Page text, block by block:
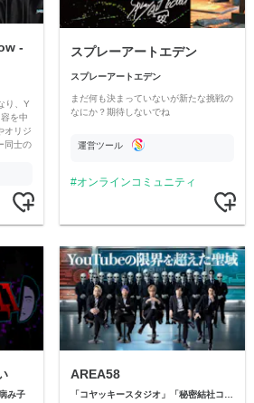
-
り、Y
を中
オリジ
同士の
スプレーアートエデン
スプレーアートエデン
まだ何も決まっていないが新たな挑戦の
なにか？期待しないでね
運営ツール
オンラインコミュニティ
み子
AREA58